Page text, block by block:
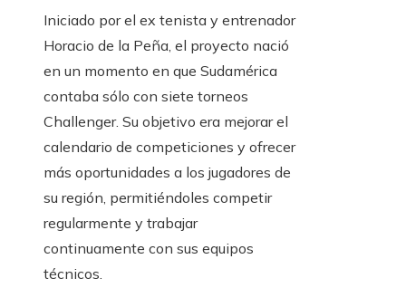
Iniciado por el ex tenista y entrenador
Horacio de la Peña, el proyecto nació
en un momento en que Sudamérica
contaba sólo con siete torneos
Challenger. Su objetivo era mejorar el
calendario de competiciones y ofrecer
más oportunidades a los jugadores de
su región, permitiéndoles competir
regularmente y trabajar
continuamente con sus equipos
técnicos.